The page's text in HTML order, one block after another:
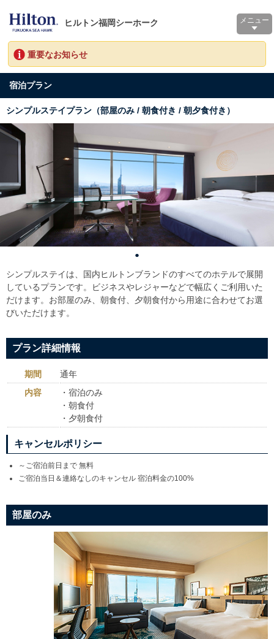
ヒルトン福岡シーホーク メニュー
重要なお知らせ
宿泊プラン
シンプルステイプラン（部屋のみ / 朝食付き / 朝夕食付き）
シンプルステイは、国内ヒルトンブランドのすべてのホテルで展開
しているプランです。
ビジネスやレジャーなどで幅広くご利用いた
だけます。お部屋のみ、朝食付、夕朝食付から用途に合わせてお選
びいただけます。
プラン詳細情報
期間
通年
内容
・宿泊のみ
・朝食付
・夕朝食付
キャンセルポリシー
～ご宿泊前日まで 無料
ご宿泊当日＆連絡なしのキャンセル 宿泊料金の100%
部屋のみ